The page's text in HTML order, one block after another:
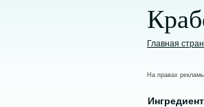
Главная
На правах